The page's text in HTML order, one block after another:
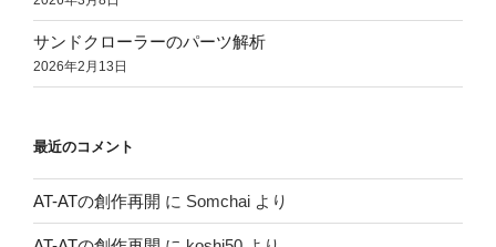
サンドクローラーのパーツ解析
2026年2月13日
最近のコメント
AT-ATの創作再開 に Somchai より